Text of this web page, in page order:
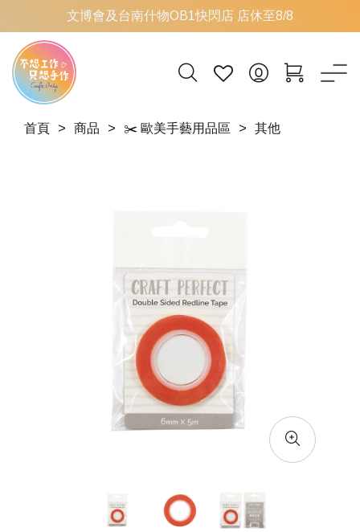
文博會及台南什物OB1快閃店 店休至8/8
首頁 商品 ✂️ 歐美手藝用品區 其他